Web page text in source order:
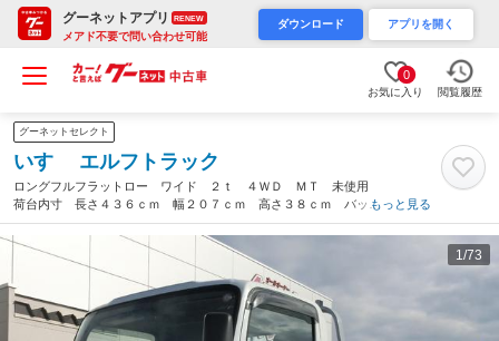
グーネットアプリ RENEW
メアド不要で問い合わせ可能
ダウンロード アプリを開く
0
お気に入り 閲覧履歴
グーネットセレクト
いすゞ エルフトラック
ロングフルフラットロー ワイド ２ｔ ４ＷＤ ＭＴ 未使用
荷台内寸 長さ４３６ｃｍ 幅２０７ｃｍ 高さ３８ｃｍ バック
カメラ 木製デッキ ＬＥＤヘッドフォグ アルミアオリ 衝突軽
減ブレーキ 電格ミラー リヤゲートチェーン（北海道）
もっと見る
1 /73